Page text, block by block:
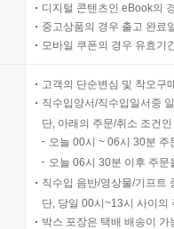
디지털 콘텐츠인 eBook의
중고상품의 경우 출고 완료
모바일 쿠폰의 경우 유효기
고객의 단순변심 및 착오구
직수입양서/직수입일서중
단, 아래의 주문/취소 조건
오늘 00시 ~ 06시 30분
오늘 06시 30분 이후 주
직수입 음반/영상물/기프트
단, 당일 00시~13시 사이의
박스 포장은 택배 배송이